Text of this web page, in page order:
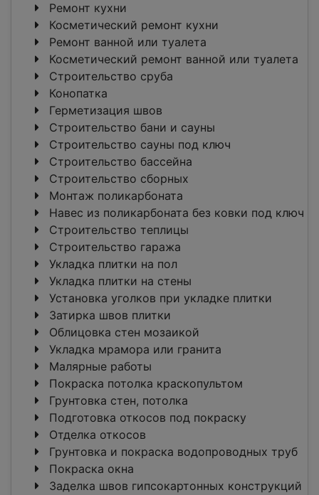
Ремонт кухни
Косметический ремонт кухни
Ремонт ванной или туалета
Косметический ремонт ванной или туалета
Строительство сруба
Конопатка
Герметизация швов
Строительство бани и сауны
Строительство сауны под ключ
Строительство бассейна
Строительство сборных
Монтаж поликарбоната
Навес из поликарбоната без ковки под ключ
Строительство теплицы
Строительство гаража
Укладка плитки на пол
Укладка плитки на стены
Установка уголков при укладке плитки
Затирка швов плитки
Облицовка стен мозаикой
Укладка мрамора или гранита
Малярные работы
Покраска потолка краскопультом
Грунтовка стен, потолка
Подготовка откосов под покраску
Отделка откосов
Грунтовка и покраска водопроводных труб
Покраска окна
Заделка швов гипсокартонных конструкций